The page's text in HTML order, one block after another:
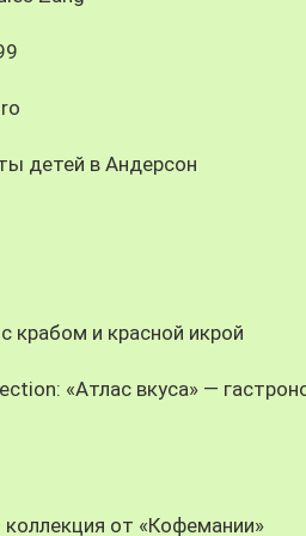
детей в Андерсон
и красной икрой
«Атлас вкуса» —
от «Кофемании»